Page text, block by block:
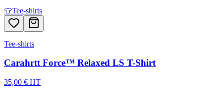
👕Tee-shirts
Tee-shirts
Carahrtt Force™ Relaxed LS T-Shirt
35,00 € HT